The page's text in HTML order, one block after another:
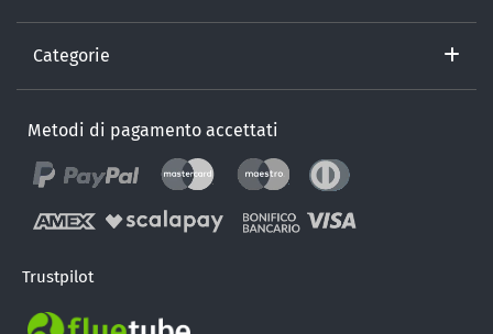
Categorie
Metodi di pagamento accettati
Trustpilot